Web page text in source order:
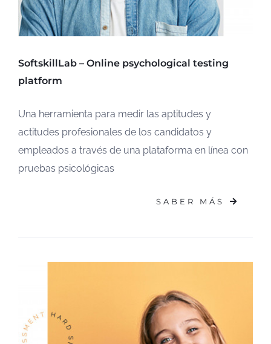
SoftskillLab – Online psychological testing
platform
Una herramienta para medir las aptitudes y
actitudes profesionales de los candidatos y
empleados a través de una plataforma en línea con
pruebas psicológicas
SABER MÁS